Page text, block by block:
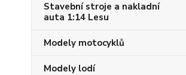
Stavební stroje a nakladní
auta 1:14 Lesu
Modely motocyklů
Modely lodí